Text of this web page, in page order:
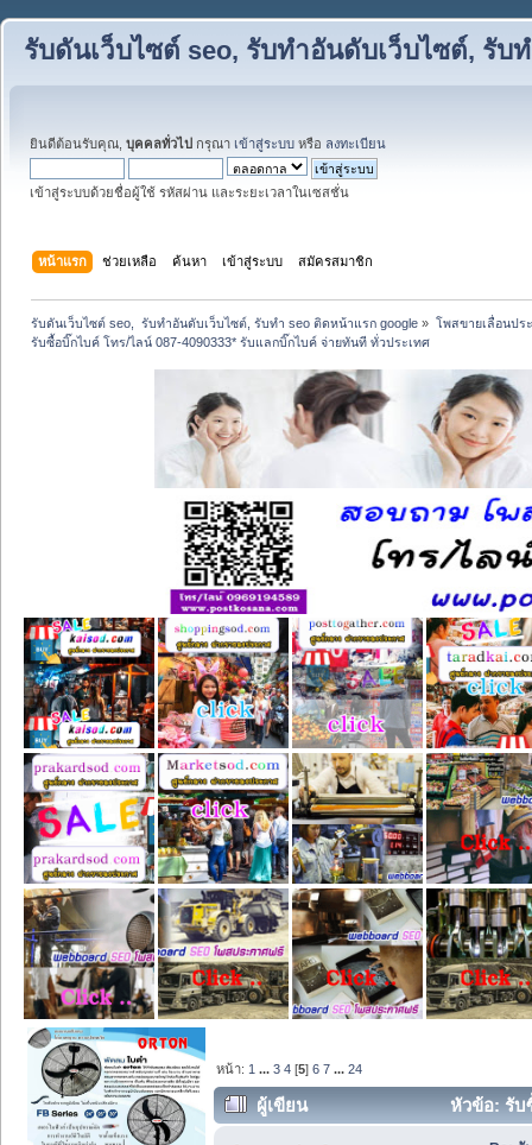
รับดันเว็บไซต์ seo, รับทำอันดับเว็บไซต์, รับ
ยินดีต้อนรับคุณ, บุคคลทั่วไป กรุณา เข้าสู่ระบบ หรือ ลงทะเบียน
เข้าสู่ระบบด้วยชื่อผู้ใช้ รหัสผ่าน และระยะเวลาในเซสชั่น
หน้าแรก ช่วยเหลือ ค้นหา เข้าสู่ระบบ สมัครสมาชิก
รับดันเว็บไซต์ seo,  รับทำอันดับเว็บไซต์, รับทำ seo ติดหน้าแรก google » โพสขายเลื่อนปร
รับซื้อบิ๊กไบค์ โทร/ไลน์ 087-4090333* รับแลกบิ๊กไบค์ จ่ายทันที ทั่วประเทศ
หน้า: 1 ...3 4 [5]6 7 ...24
ผู้เขียน
หัวข้อ: รับ